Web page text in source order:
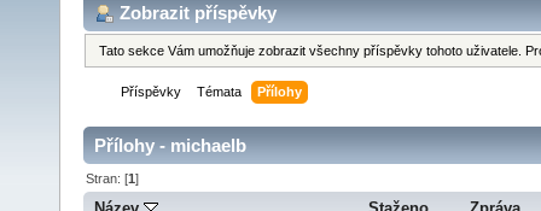
Zobrazit příspěvky
Tato sekce Vám umožňuje zobrazit všechny příspěvky tohoto uživatele.
Příspěvky Témata Přílohy
Přílohy - michaelb
Stran: [1]